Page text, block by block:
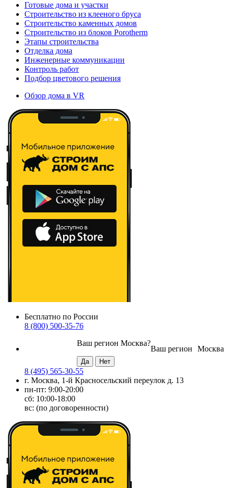
Готовые дома и участки
Строительство из клееного бруса
Строительство каменных домов
Строительство из блоков Porotherm
Этапы строительства
Отделка дома
Инженерные коммуникации
Контроль работ
Подбор цветового решения
Обзор дома в VR
Бесплатно по России
8 (800) 500-35-76
Москва
Ваш регион
Ваш регион Москва?
8 (495) 565-30-55
г. Москва, 1-й Красносельский переулок д. 13
пн-пт: 9:00-20:00
сб: 10:00-18:00
вс: (по договоренности)